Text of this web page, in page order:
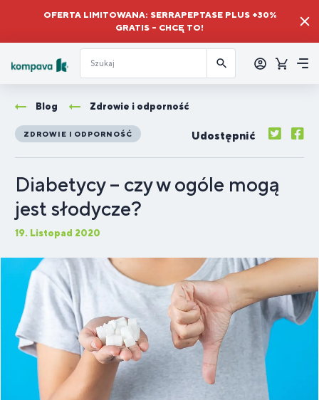
OFERTA LIMITOWANA: SERRAPEPTASE PLUS +30%
GRATIS – CHCĘ TO!
się
Koszyk
Blog Zdrowie i odporność
ZDROWIE I ODPORNOŚĆ Udostępnić
Diabetycy – czy w ogóle mogą
jest słodycze?
19. Listopad 2020